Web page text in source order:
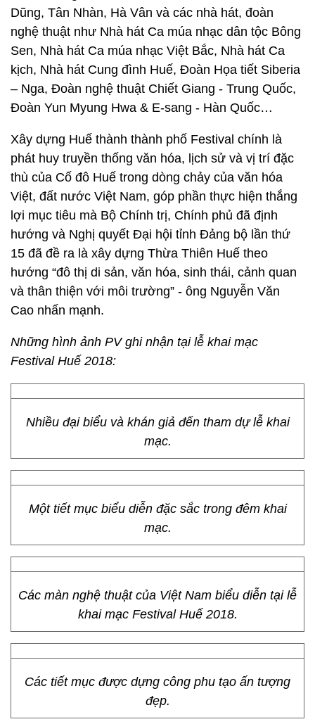
Dũng, Tân Nhàn, Hà Vân và các nhà hát, đoàn
nghệ thuật như Nhà hát Ca múa nhạc dân tộc Bông
Sen, Nhà hát Ca múa nhạc Việt Bắc, Nhà hát Ca
kịch, Nhà hát Cung đình Huế, Đoàn Họa tiết Siberia
– Nga, Đoàn nghệ thuật Chiết Giang - Trung Quốc,
Đoàn Yun Myung Hwa & E-sang - Hàn Quốc…
Xây dựng Huế thành thành phố Festival chính là
phát huy truyền thống văn hóa, lịch sử và vị trí đặc
thù của Cố đô Huế trong dòng chảy của văn hóa
Việt, đất nước Việt Nam, góp phần thực hiện thắng
lợi mục tiêu mà Bộ Chính trị, Chính phủ đã định
hướng và Nghị quyết Đại hội tỉnh Đảng bộ lần thứ
15 đã đề ra là xây dựng Thừa Thiên Huế theo
hướng “đô thị di sản, văn hóa, sinh thái, cảnh quan
và thân thiện với môi trường” - ông Nguyễn Văn
Cao nhấn mạnh.
Những hình ảnh PV ghi nhận tại lễ khai mạc
Festival Huế 2018:
Nhiều đại biểu và khán giả đến tham dự lễ khai
mạc.
Một tiết mục biểu diễn đặc sắc trong đêm khai
mạc.
Các màn nghệ thuật của Việt Nam biểu diễn tại lễ
khai mạc Festival Huế 2018.
Các tiết mục được dựng công phu tạo ấn tượng
đẹp.